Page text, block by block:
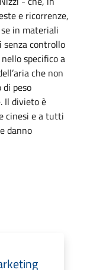
e ricorrenze,
in materiali
senza controllo
specifico a
che non
peso
Il divieto è
cinesi e a tutti
danno